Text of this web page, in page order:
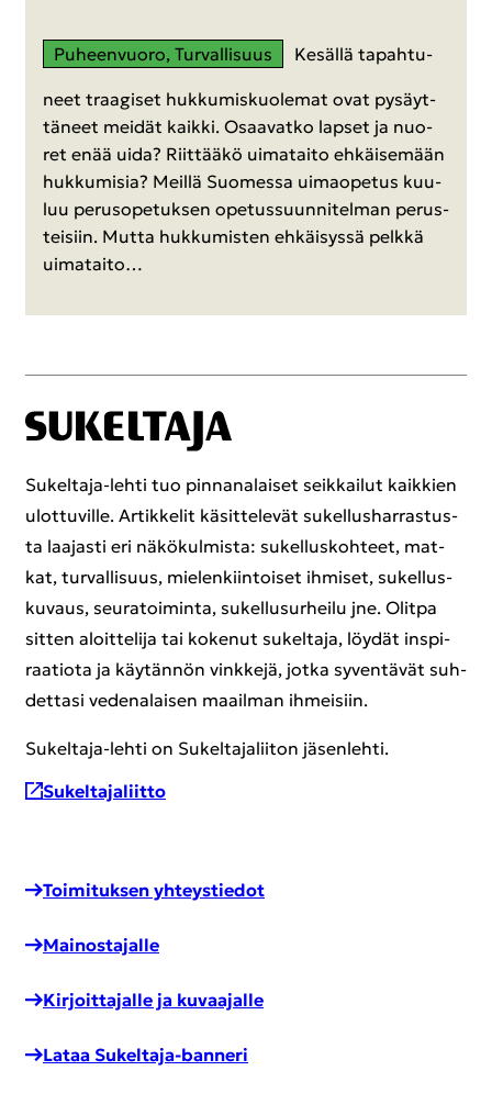
Pu­heen­vuo­ro, Tur­val­li­suus Ke­säl­lä ta­pah­tu­
neet traa­gi­set huk­ku­mis­kuo­le­mat ovat py­säyt­
tä­neet mei­dät kaik­ki. Osaa­vat­ko lap­set ja nuo­
ret enää uida? Riit­tää­kö ui­ma­tai­to eh­käi­se­mään
huk­ku­mi­sia? Meil­lä Suo­mes­sa ui­mao­pe­tus kuu­
luu pe­rus­o­pe­tuk­sen ope­tus­suun­ni­tel­man pe­rus­
tei­siin. Mutta huk­ku­mis­ten eh­käi­sys­sä pelk­kä
ui­ma­tai­to…
Sukeltaja-​lehti tuo pin­na­na­lai­set seik­kai­lut kaik­kien
ulot­tu­vil­le. Ar­tik­ke­lit kä­sit­te­le­vät su­kel­lus­har­ras­tus­
ta laa­jas­ti eri nä­kö­kul­mis­ta: su­kel­lus­koh­teet, mat­
kat, tur­val­li­suus, mie­len­kiin­toi­set ih­mi­set, su­kel­lus­
ku­vaus, seu­ra­toi­min­ta, su­kel­lusur­hei­lu jne. Olit­pa
sit­ten aloit­te­li­ja tai ko­ke­nut su­kel­ta­ja, löy­dät ins­pi­
raa­tio­ta ja käy­tän­nön vink­ke­jä, jotka sy­ven­tä­vät suh­
det­ta­si ve­de­na­lai­sen maa­il­man ih­mei­siin.
Sukeltaja-​lehti on Su­kel­ta­ja­lii­ton jä­sen­leh­ti.
Su­kel­ta­ja­liit­to
Toi­mi­tuk­sen yh­teys­tie­dot
Mai­nos­ta­jal­le
Kir­joit­ta­jal­le ja ku­vaa­jal­le
Lataa Sukeltaja-​banneri